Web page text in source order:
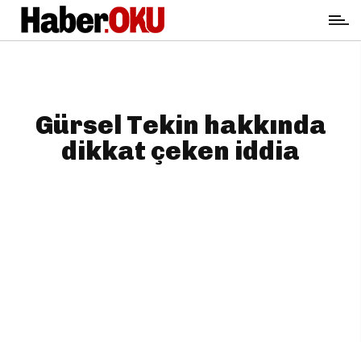
Gürsel Tekin hakkında
dikkat çeken iddia